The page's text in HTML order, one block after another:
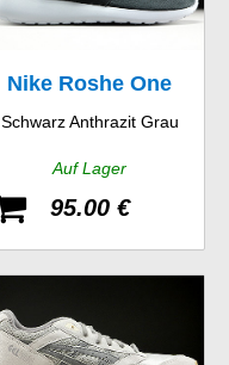
Nike Roshe One
Suede
Schwarz Anthrazit Grau
Auf Lager
95.00 €